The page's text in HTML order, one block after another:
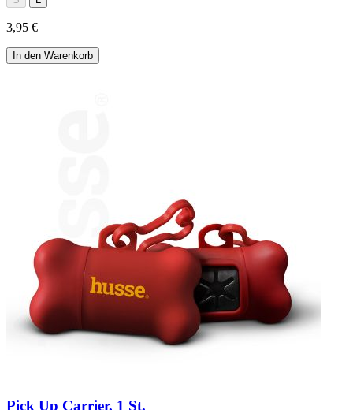
3,95 €
In den Warenkorb
Pick Up Carrier, 1 St.